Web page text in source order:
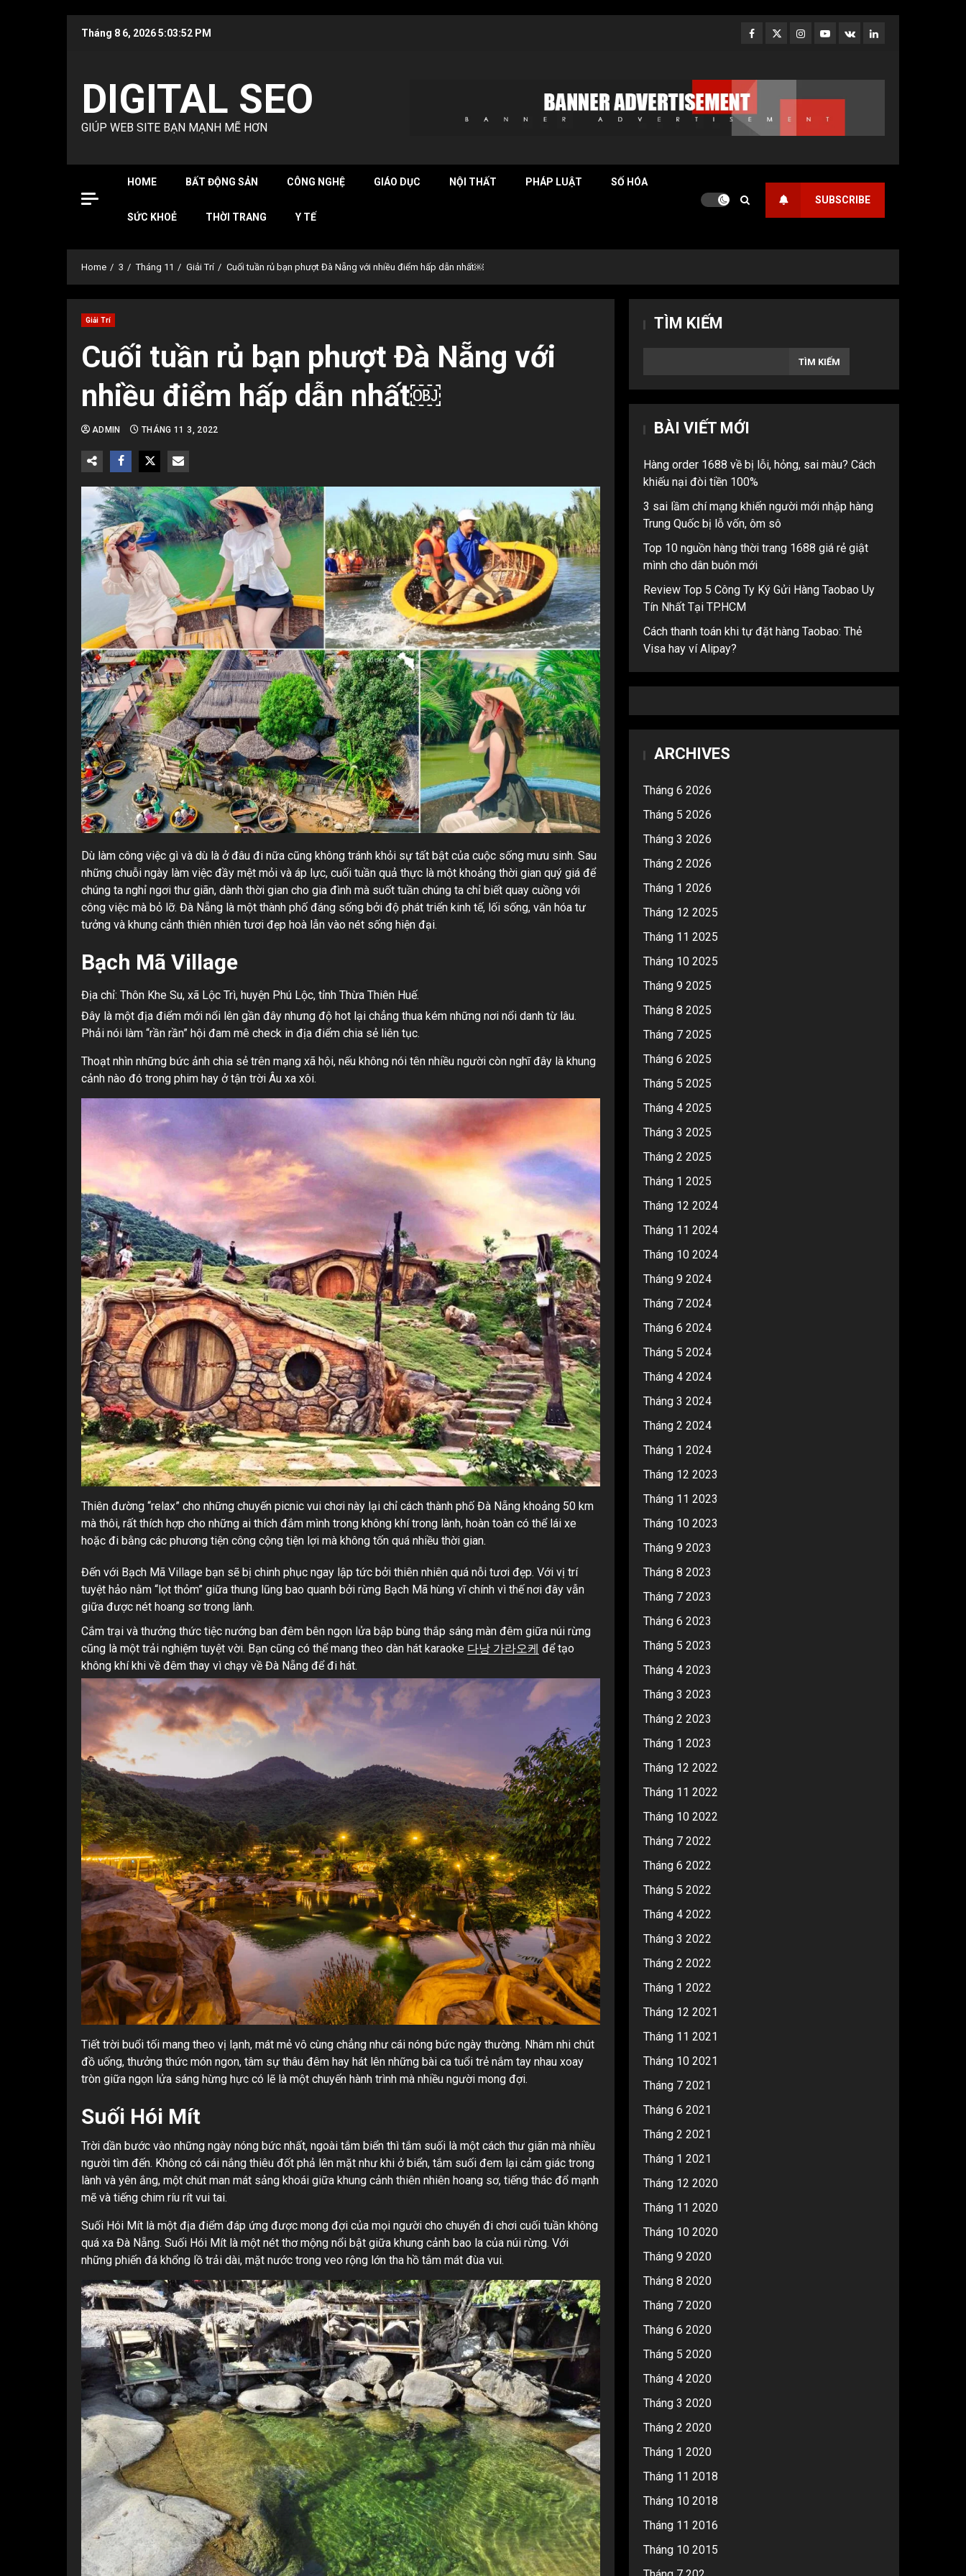
Tháng 8 6, 20265:03:54 PM Facebook
TwitterInstagram
Youtube
VK LinkedIn
DIGITAL SEO
GIÚP WEB SITE BẠN MẠNH MẼ HƠN
HOME BẤT ĐỘNG SẢN CÔNG NGHỆ GIÁO DỤC NỘI THẤT PHÁP LUẬT SỐ HÓA
SỨC KHOẺ THỜI TRANG Y TẾ
SUBSCRIBE
Home 3 Tháng 11 Giải Trí Cuối tuần rủ bạn phượt Đà Nẵng với nhiều điểm hấp dẫn nhất￼
Giải Trí
Cuối tuần rủ bạn phượt Đà Nẵng với
nhiều điểm hấp dẫn nhất￼
ADMIN THÁNG 11 3, 2022
Dù làm công việc gì và dù là ở đâu đi nữa cũng không tránh khỏi sự tất bật của cuộc sống mưu sinh. Sau
những chuỗi ngày làm việc đầy mệt mỏi và áp lực, cuối tuần quả thực là một khoảng thời gian quý giá để
chúng ta nghỉ ngơi thư giãn, dành thời gian cho gia đình mà suốt tuần chúng ta chỉ biết quay cuồng với
công việc mà bỏ lỡ. Đà Nẵng là một thành phố đáng sống bởi độ phát triển kinh tế, lối sống, văn hóa tư
tưởng và khung cảnh thiên nhiên tươi đẹp hoà lẫn vào nét sống hiện đại.
Bạch Mã Village
Địa chỉ: Thôn Khe Su, xã Lộc Trì, huyện Phú Lộc, tỉnh Thừa Thiên Huế.
Đây là một địa điểm mới nổi lên gần đây nhưng độ hot lại chẳng thua kém những nơi nổi danh từ lâu.
Phải nói làm “rần rần” hội đam mê check in địa điểm chia sẻ liên tục.
Thoạt nhìn những bức ảnh chia sẻ trên mạng xã hội, nếu không nói tên nhiều người còn nghĩ đây là khung
cảnh nào đó trong phim hay ở tận trời Âu xa xôi.
Thiên đường “relax” cho những chuyến picnic vui chơi này lại chỉ cách thành phố Đà Nẵng khoảng 50 km
mà thôi, rất thích hợp cho những ai thích đắm mình trong không khí trong lành, hoàn toàn có thể lái xe
hoặc đi bằng các phương tiện công cộng tiện lợi mà không tốn quá nhiều thời gian.
Đến với Bạch Mã Village bạn sẽ bị chinh phục ngay lập tức bởi thiên nhiên quá nỗi tươi đẹp. Với vị trí
tuyệt hảo nằm “lọt thỏm” giữa thung lũng bao quanh bởi rừng Bạch Mã hùng vĩ chính vì thế nơi đây vẫn
giữa được nét hoang sơ trong lành.
Cắm trại và thưởng thức tiệc nướng ban đêm bên ngọn lửa bập bùng thắp sáng màn đêm giữa núi rừng
cũng là một trải nghiệm tuyệt vời. Bạn cũng có thể mang theo dàn hát karaoke 다낭 가라오케 để tạo
không khí khi về đêm thay vì chạy về Đà Nẵng để đi hát.
Tiết trời buổi tối mang theo vị lạnh, mát mẻ vô cùng chẳng như cái nóng bức ngày thường. Nhâm nhi chút
đồ uống, thưởng thức món ngon, tâm sự thâu đêm hay hát lên những bài ca tuổi trẻ nắm tay nhau xoay
tròn giữa ngọn lửa sáng hừng hực có lẽ là một chuyến hành trình mà nhiều người mong đợi.
Suối Hói Mít
Trời dần bước vào những ngày nóng bức nhất, ngoài tắm biển thì tắm suối là một cách thư giãn mà nhiều
người tìm đến. Không có cái nắng thiêu đốt phả lên mặt như khi ở biển, tắm suối đem lại cảm giác trong
lành và yên ắng, một chút man mát sảng khoái giữa khung cảnh thiên nhiên hoang sơ, tiếng thác đổ mạnh
mẽ và tiếng chim ríu rít vui tai.
Suối Hói Mít là một địa điểm đáp ứng được mong đợi của mọi người cho chuyến đi chơi cuối tuần không
quá xa Đà Nẵng. Suối Hói Mít là một nét thơ mộng nổi bật giữa khung cảnh bao la của núi rừng. Với
những phiến đá khổng lồ trải dài, mặt nước trong veo rộng lớn tha hồ tắm mát đùa vui.
TÌM KIẾM
TÌM KIẾM
BÀI VIẾT MỚI
Hàng order 1688 về bị lỗi, hỏng, sai màu? Cách
khiếu nại đòi tiền 100%
3 sai lầm chí mạng khiến người mới nhập hàng
Trung Quốc bị lỗ vốn, ôm sô
Top 10 nguồn hàng thời trang 1688 giá rẻ giật
mình cho dân buôn mới
Review Top 5 Công Ty Ký Gửi Hàng Taobao Uy
Tín Nhất Tại TP.HCM
Cách thanh toán khi tự đặt hàng Taobao: Thẻ
Visa hay ví Alipay?
ARCHIVES
Tháng 6 2026
Tháng 5 2026
Tháng 3 2026
Tháng 2 2026
Tháng 1 2026
Tháng 12 2025
Tháng 11 2025
Tháng 10 2025
Tháng 9 2025
Tháng 8 2025
Tháng 7 2025
Tháng 6 2025
Tháng 5 2025
Tháng 4 2025
Tháng 3 2025
Tháng 2 2025
Tháng 1 2025
Tháng 12 2024
Tháng 11 2024
Tháng 10 2024
Tháng 9 2024
Tháng 7 2024
Tháng 6 2024
Tháng 5 2024
Tháng 4 2024
Tháng 3 2024
Tháng 2 2024
Tháng 1 2024
Tháng 12 2023
Tháng 11 2023
Tháng 10 2023
Tháng 9 2023
Tháng 8 2023
Tháng 7 2023
Tháng 6 2023
Tháng 5 2023
Tháng 4 2023
Tháng 3 2023
Tháng 2 2023
Tháng 1 2023
Tháng 12 2022
Tháng 11 2022
Tháng 10 2022
Tháng 7 2022
Tháng 6 2022
Tháng 5 2022
Tháng 4 2022
Tháng 3 2022
Tháng 2 2022
Tháng 1 2022
Tháng 12 2021
Tháng 11 2021
Tháng 10 2021
Tháng 7 2021
Tháng 6 2021
Tháng 2 2021
Tháng 1 2021
Tháng 12 2020
Tháng 11 2020
Tháng 10 2020
Tháng 9 2020
Tháng 8 2020
Tháng 7 2020
Tháng 6 2020
Tháng 5 2020
Tháng 4 2020
Tháng 3 2020
Tháng 2 2020
Tháng 1 2020
Tháng 11 2018
Tháng 10 2018
Tháng 11 2016
Tháng 10 2015